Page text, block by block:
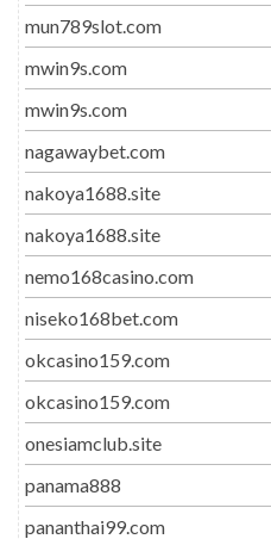
mun789slot.com
mwin9s.com
mwin9s.com
nagawaybet.com
nakoya1688.site
nakoya1688.site
nemo168casino.com
niseko168bet.com
okcasino159.com
okcasino159.com
onesiamclub.site
panama888
pananthai99.com